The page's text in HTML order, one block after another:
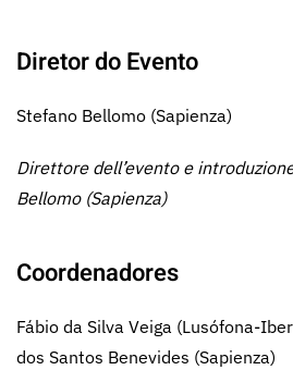
Diretor do Evento
Stefano Bellomo (Sapienza)
Direttore dell’evento e
Bellomo (Sapienza)
Coordenadores
Fábio da Silva Veiga (Lusófona-
dos Santos Benevides (Sapienza)